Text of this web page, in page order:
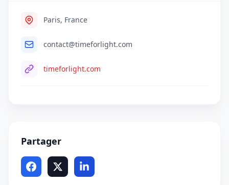
Paris, France
contact@timeforlight.com
timeforlight.com
Partager